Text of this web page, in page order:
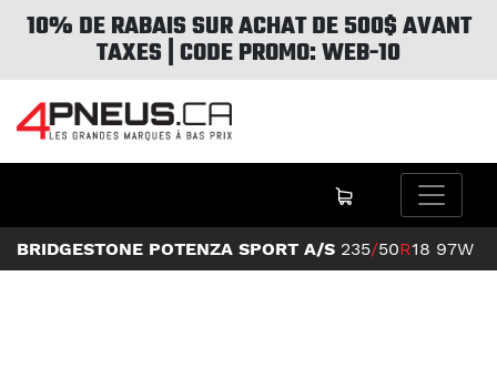
10% DE RABAIS SUR ACHAT DE 500$ AVANT
TAXES | CODE PROMO: WEB-10
BRIDGESTONE POTENZA SPORT A/S 235/50R18 97W